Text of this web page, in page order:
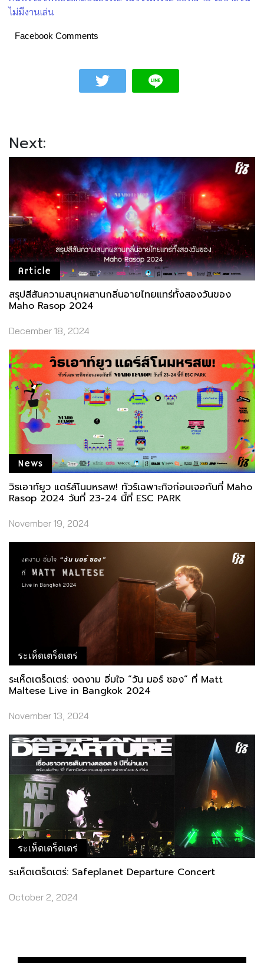
ไม่มีงานเล่น
Facebook Comments
Next:
Article
สรุปสีสันความสนุกผสานกลิ่นอายไทยแทร่ทั้งสองวันของ
Maho Rasop 2024
December 18, 2024
News
วิธเอาท์ยูว แดร์ส์โนมหรสพ! ทัวร์เฉพาะกิจก่อนเจอกันที่ Maho
Rasop 2024 วันที่ 23-24 นี้ที่ ESC PARK
November 19, 2024
ระเห็ดเตร็ดเตร่
ระเห็ดเตร็ดเตร่: งดงาม อิ่มใจ “วัน มอร์​ ซอง” ที่ Matt
Maltese Live in Bangkok 2024
November 13, 2024
ระเห็ดเตร็ดเตร่
ระเห็ดเตร็ดเตร่: Safeplanet Departure Concert
October 2, 2024